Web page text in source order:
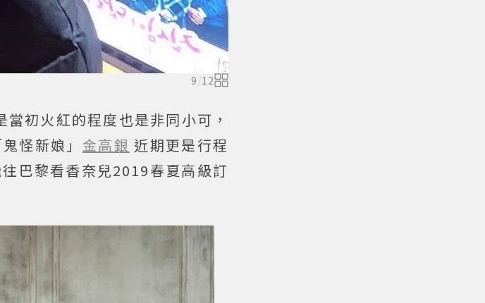
9/12
初火紅的程度也是非同小可，
怪新娘」 金高銀 近期更是行程
巴黎看香奈兒2019春夏高級訂